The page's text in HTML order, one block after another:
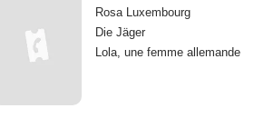
Rosa Luxembourg
Die Jäger
Lola, une femme allemande